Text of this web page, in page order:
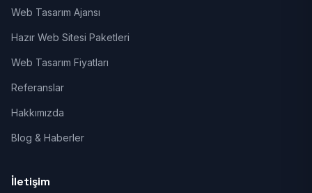
Web Tasarım Ajansı
Hazır Web Sitesi Paketleri
Web Tasarım Fiyatları
Referanslar
Hakkımızda
Blog & Haberler
İletişim